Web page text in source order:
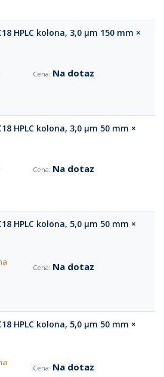
HPLC kolona, 3,0 µm 150 mm ×
Na dotaz
HPLC kolona, 3,0 µm 50 mm ×
Na dotaz
HPLC kolona, 5,0 µm 50 mm ×
Na dotaz
HPLC kolona, 5,0 µm 50 mm ×
Na dotaz